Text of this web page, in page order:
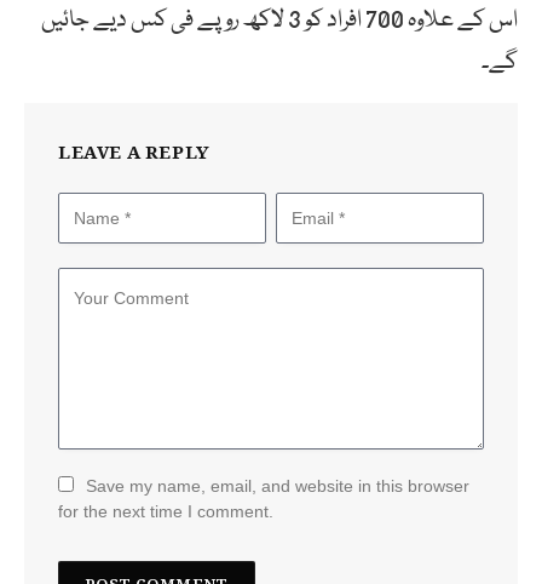
اس کے علاوہ 700 افراد کو 3 لاکھ روپے فی کس دیے جائیں
گے۔
LEAVE A REPLY
Save my name, email, and website in this browser
for the next time I comment.